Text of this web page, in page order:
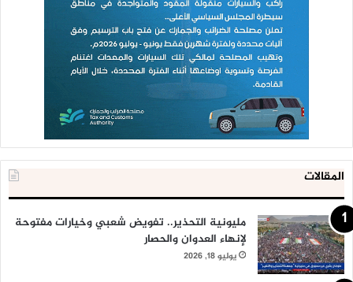
المقالات
مليونية التحذير.. تفويض شعبي وخيارات مفتوحة
لإنهاء العدوان والحصار
يوليو 18, 2026